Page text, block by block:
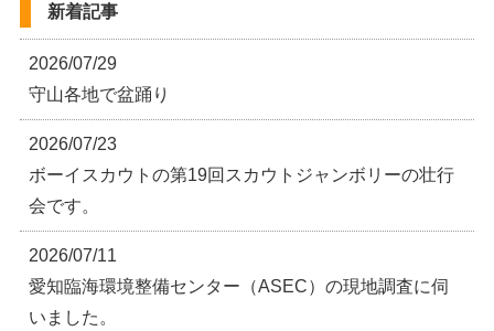
新着記事
2026/07/29
守山各地で盆踊り
2026/07/23
ボーイスカウトの第19回スカウトジャンボリーの壮行
会です。
2026/07/11
愛知臨海環境整備センター（ASEC）の現地調査に伺
いました。